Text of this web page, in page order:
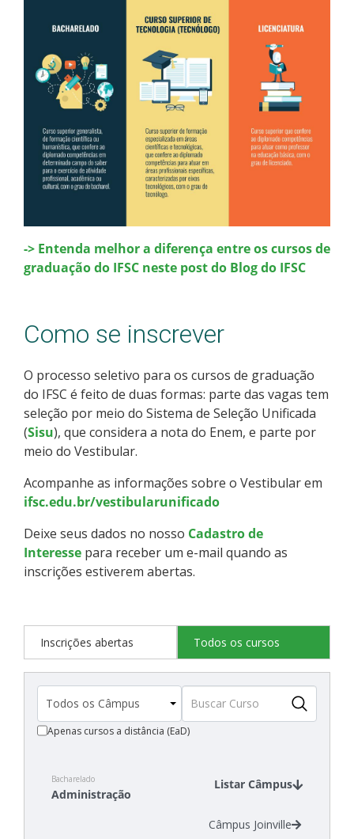
Estatísticas dos Processos Seletivos
Cadastro de interesse
-> Entenda melhor a diferença entre os cursos de
graduação do IFSC neste post do Blog do IFSC
Como se inscrever
O processo seletivo para os cursos de graduação
do IFSC é feito de duas formas: parte das vagas tem
seleção por meio do Sistema de Seleção Unificada
(Sisu), que considera a nota do Enem, e parte por
meio do Vestibular.
Acompanhe as informações sobre o Vestibular em
ifsc.edu.br/vestibularunificado
Deixe seus dados no nosso Cadastro de
Interesse para receber um e-mail quando as
inscrições estiverem abertas.
Inscrições abertas Todos os cursos
Apenas cursos a distância (EaD)
Bacharelado
Administração
Listar Câmpus
Câmpus Joinville